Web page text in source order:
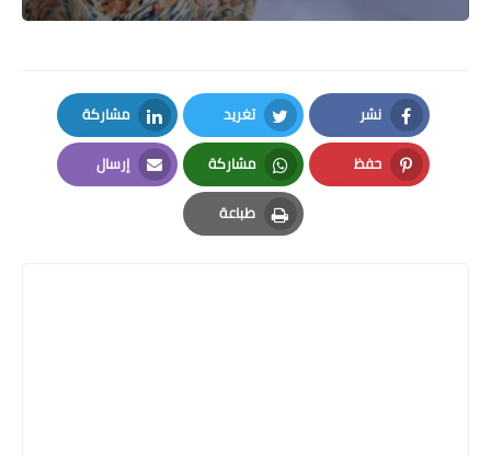
نشر
Facebook
تغريد
Twitter
مشاركة
LinkedIn
حفظ
Pinterest
مشاركة
Whatsapp
إرسال
Email
طباعة
Print